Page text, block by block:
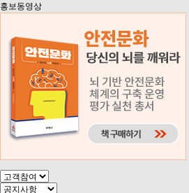
홍보동영상